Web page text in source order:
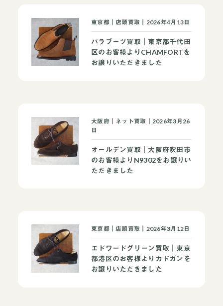
東京都｜店頭買取｜2026年4月13日
パラブーツ買取｜東京都千代田
区のお客様よりCHAMFORTを
お譲りいただきました
大阪府｜ネット買取｜2026年3月26
日
オールデン買取｜大阪府吹田市
のお客様よりN9302をお譲りい
ただきました
東京都｜店頭買取｜2026年3月12日
エドワードグリーン買取｜東京
都港区のお客様よりカドガンを
お譲りいただきました